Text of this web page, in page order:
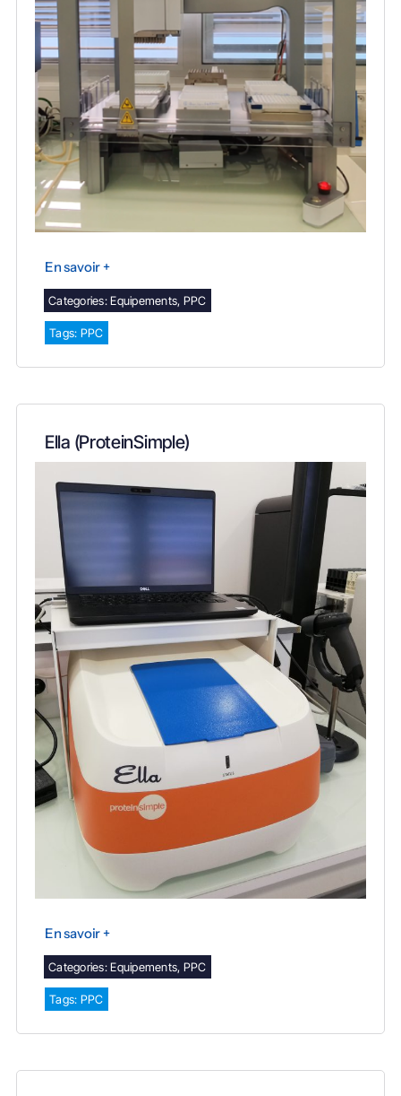
En savoir +
Categories:Equipements, PPC
Tags: PPC
Ella (ProteinSimple)
En savoir +
Categories:Equipements, PPC
Tags: PPC